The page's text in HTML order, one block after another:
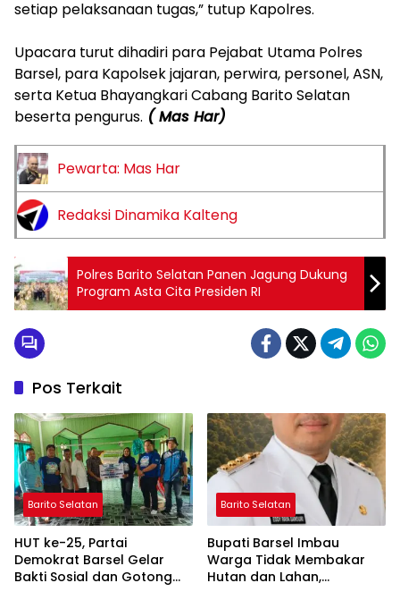
setiap pelaksanaan tugas,” tutup Kapolres.
‎Upacara turut dihadiri para Pejabat Utama Polres
Barsel, para Kapolsek jajaran, perwira, personel, ASN,
serta Ketua Bhayangkari Cabang Barito Selatan
beserta pengurus. ( Mas Har)
Pewarta: Mas Har
Redaksi Dinamika Kalteng
Polres Barito Selatan Panen Jagung Dukung
Program Asta Cita Presiden RI
Pos Terkait
Barito Selatan
HUT ke-25, Partai
Demokrat Barsel Gelar
Bakti Sosial dan Gotong
Barito Selatan
Bupati Barsel Imbau
Warga Tidak Membakar
Hutan dan Lahan,